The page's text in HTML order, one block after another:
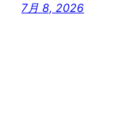
7月 8, 2026